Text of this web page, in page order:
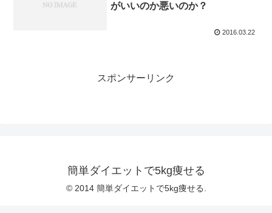
がいいのか悪いのか？
2016.03.22
スポンサーリンク
簡単ダイエットで5kg痩せる
© 2014 簡単ダイエットで5kg痩せる.